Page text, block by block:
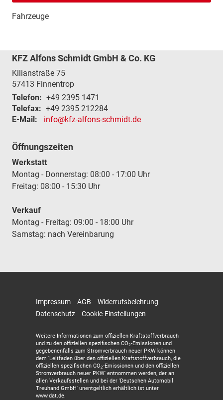
Fahrzeuge
KFZ Alfons Schmidt GmbH & Co. KG
Kilianstraße 75
57413 Finnentrop
Telefon: +49 2395 1471
Telefax: +49 2395 212284
E-Mail:
info@kfz-alfons-schmidt.de
Öffnungszeiten
Werkstatt
Montag - Donnerstag: 08:00 - 17:00 Uhr
Freitag: 08:00 - 15:30 Uhr
Verkauf
Montag - Freitag: 09:00 - 18:00 Uhr
Samstag: nach Vereinbarung
Impressum AGB
Widerrufsbelehrung
Datenschutz
Cookie-Einstellungen
Weitere Informationen zum offiziellen Kraftstoffverbrauch
und zu den offiziellen spezifischen CO2-Emissionen und
gegebenenfalls zum Stromverbrauch neuer PKW können
dem 'Leitfaden über den offiziellen Kraftstoffverbrauch, die
offiziellen spezifischen CO2-Emissionen und den offiziellen
Stromverbrauch neuer PKW' entnommen werden, der an
allen Verkaufsstellen und bei der 'Deutschen Automobil
Treuhand GmbH' unentgeltlich erhältlich ist unter
www.dat.de.